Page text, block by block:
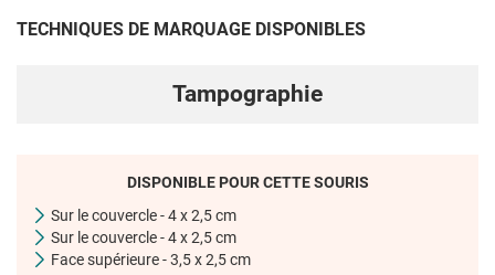
TECHNIQUES DE MARQUAGE DISPONIBLES
Tampographie
DISPONIBLE POUR CETTE SOURIS
Sur le couvercle - 4 x 2,5 cm
Sur le couvercle - 4 x 2,5 cm
Face supérieure - 3,5 x 2,5 cm